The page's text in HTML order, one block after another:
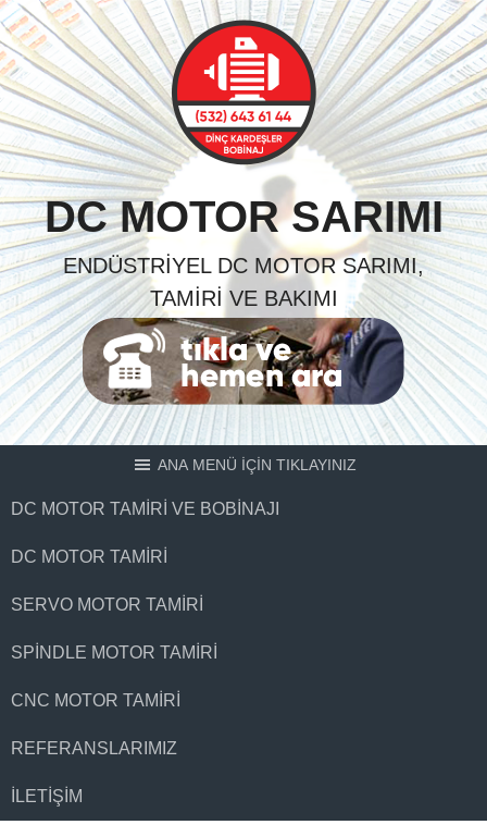
Skip
to
content
DC MOTOR SARIMI
ENDÜSTRIYEL DC MOTOR SARIMI,
TAMIRI VE BAKIMI
ANA MENÜ İÇİN TIKLAYINIZ
DC MOTOR TAMIRI VE BOBINAJI
DC MOTOR TAMIRI
SERVO MOTOR TAMIRI
SPINDLE MOTOR TAMIRI
CNC MOTOR TAMIRI
REFERANSLARIMIZ
İLETIŞIM